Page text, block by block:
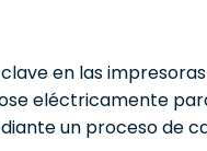
en las
eléctricamente
un proceso de